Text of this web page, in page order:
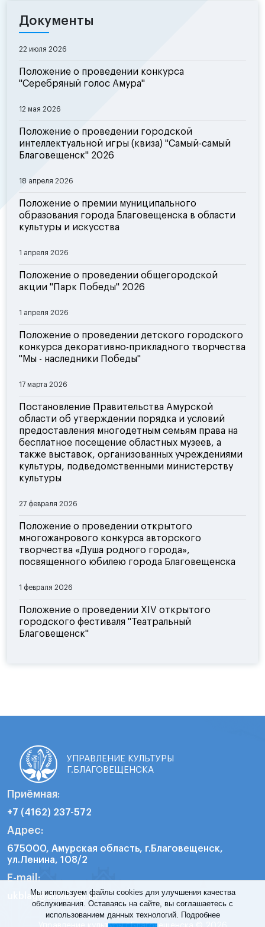
Документы
22 июля 2026
Положение о проведении конкурса
"Серебряный голос Амура"
12 мая 2026
Положение о проведении городской
интеллектуальной игры (квиза) "Самый-самый
Благовещенск" 2026
18 апреля 2026
Положение о премии муниципального
образования города Благовещенска в области
культуры и искусства
1 апреля 2026
Положение о проведении общегородской
акции "Парк Победы" 2026
1 апреля 2026
Положение о проведении детского городского
конкурса декоративно-прикладного творчества
"Мы - наследники Победы"
17 марта 2026
Постановление Правительства Амурской
области об утверждении порядка и условий
предоставления многодетным семьям права на
бесплатное посещение областных музеев, а
также выставок, организованных учреждениями
культуры, подведомственными министерству
культуры
27 февраля 2026
Положение о проведении открытого
многожанрового конкурса авторского
творчества «Душа родного города»,
посвященного юбилею города Благовещенска
1 февраля 2026
Положение о проведении XIV открытого
городского фестиваля "Театральный
Благовещенск"
УПРАВЛЕНИЕ КУЛЬТУРЫ
Г.БЛАГОВЕЩЕНСКА
Приёмная:
+7 (4162) 237-572
Адрес:
675000, Амурская область, г.Благовещенск,
ул.Ленина, 108/2
E-mail:
ukblag@admblag.ru
Мы используем файлы cookies для улучшения качества
обслуживания. Оставаясь на сайте, вы соглашаетесь с
использованием данных технологий. Подробнее